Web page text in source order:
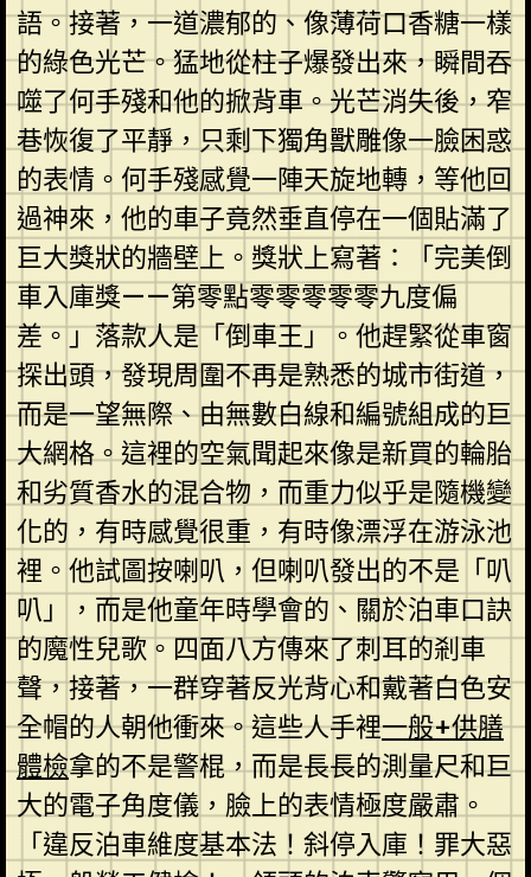
語。接著，一道濃郁的、像薄荷口香糖一樣
的綠色光芒。猛地從柱子爆發出來，瞬間吞
噬了何手殘和他的掀背車。光芒消失後，窄
巷恢復了平靜，只剩下獨角獸雕像一臉困惑
的表情。何手殘感覺一陣天旋地轉，等他回
過神來，他的車子竟然垂直停在一個貼滿了
巨大獎狀的牆壁上。獎狀上寫著：「完美倒
車入庫獎——第零點零零零零零九度偏
差。」落款人是「倒車王」。他趕緊從車窗
探出頭，發現周圍不再是熟悉的城市街道，
而是一望無際、由無數白線和編號組成的巨
大網格。這裡的空氣聞起來像是新買的輪胎
和劣質香水的混合物，而重力似乎是隨機變
化的，有時感覺很重，有時像漂浮在游泳池
裡。他試圖按喇叭，但喇叭發出的不是「叭
叭」，而是他童年時學會的、關於泊車口訣
的魔性兒歌。四面八方傳來了刺耳的剎車
聲，接著，一群穿著反光背心和戴著白色安
全帽的人朝他衝來。這些人手裡一般+供膳
體檢拿的不是警棍，而是長長的測量尺和巨
大的電子角度儀，臉上的表情極度嚴肅。
「違反泊車維度基本法！斜停入庫！罪大惡